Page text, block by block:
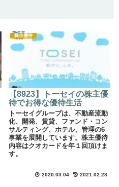
株主優待
【8923】トーセイの株主優
待でお得な優待生活
トーセイグループは、不動産流動
化、開発、賃貸、ファンド・コン
サルティング、ホテル、管理の6
事業を展開しています。株主優待
内容はクオカードを年１回頂けま
す。
2020.03.04 2021.02.28